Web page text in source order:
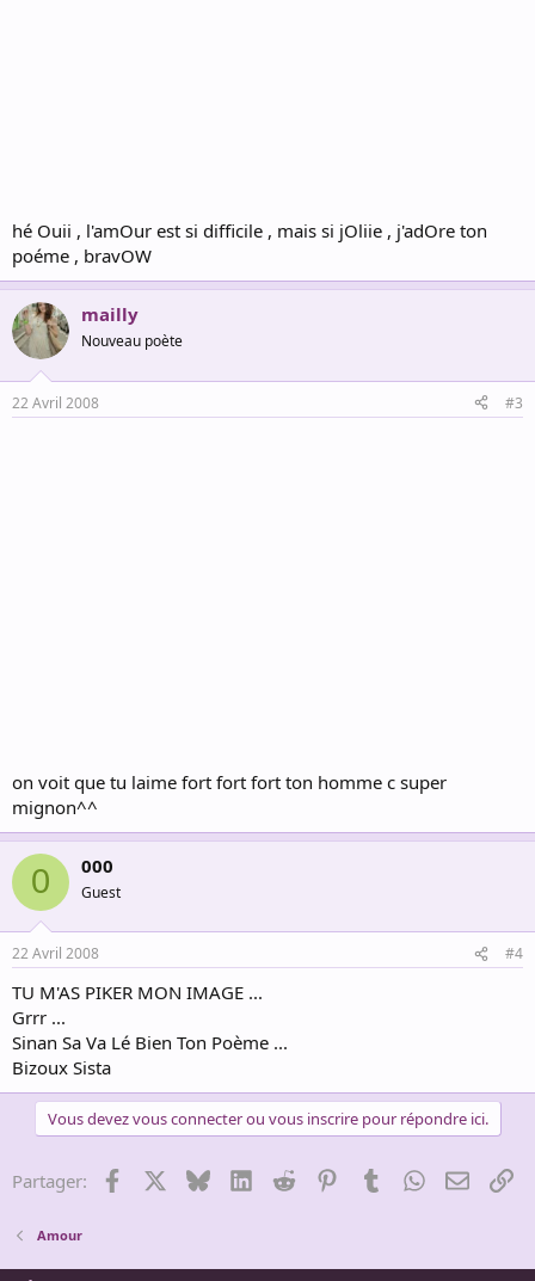
hé Ouii , l'amOur est si difficile , mais si jOliie , j'adOre ton
poéme , bravOW
mailly
Nouveau poète
22 Avril 2008 #3
on voit que tu laime fort fort fort ton homme c super
mignon^^
0 000
Guest
22 Avril 2008 #4
TU M'AS PIKER MON IMAGE ...
Grrr ...
Sinan Sa Va Lé Bien Ton Poème ...
Bizoux Sista
Vous devez vous connecter ou vous inscrire pour répondre ici.
Partager: Facebook BlueskyLinkedInReddit PinterestTumblrWhatsApp
Email
Amour